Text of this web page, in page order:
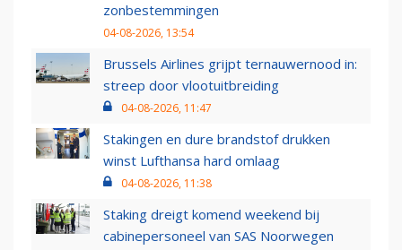
zonbestemmingen
04-08-2026, 13:54
Brussels Airlines grijpt ternauwernood in:
streep door vlootuitbreiding
04-08-2026, 11:47
Stakingen en dure brandstof drukken
winst Lufthansa hard omlaag
04-08-2026, 11:38
Staking dreigt komend weekend bij
cabinepersoneel van SAS Noorwegen